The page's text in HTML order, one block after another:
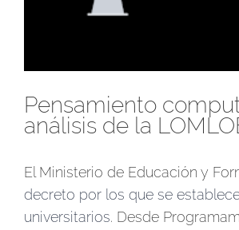
Pensamiento
análisis de la
El Ministerio de Educación y
decreto por los que se
universitarios. Desde